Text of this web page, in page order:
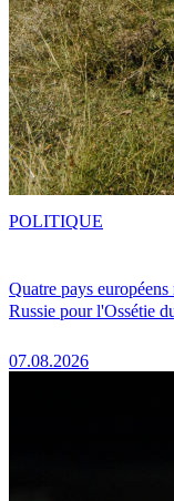
Quatre pays
Russie pour l'Ossétie
07.08.2026
POLITIQUE